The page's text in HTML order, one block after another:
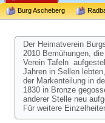
Burg Ascheberg
Der Heimatverein
2010 Bemühungen,
Verein Tafeln
Jahren in Sellen
der Markenteilung in
1830 in Bronze
anderer Stelle neu
Für weitere